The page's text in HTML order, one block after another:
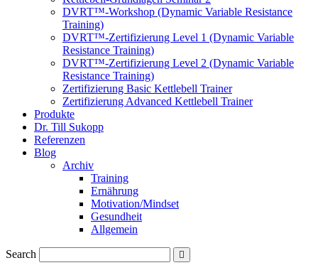
DVRT™-Workshop (Dynamic Variable Resistance
Training)
DVRT™-Zertifizierung Level 1 (Dynamic Variable
Resistance Training)
DVRT™-Zertifizierung Level 2 (Dynamic Variable
Resistance Training)
Zertifizierung Basic Kettlebell Trainer
Zertifizierung Advanced Kettlebell Trainer
Produkte
Dr. Till Sukopp
Referenzen
Blog
Archiv
Training
Ernährung
Motivation/Mindset
Gesundheit
Allgemein
Search